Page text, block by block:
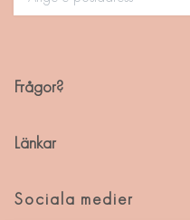
Frågor?
Länkar
Sociala medier